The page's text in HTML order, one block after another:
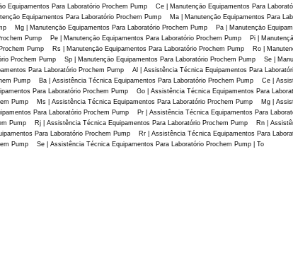
Para Laboratório Prochem Pump Ce | Manutençāo Equipamentos Para
Equipamentos Para Laboratório Prochem Pump Ma | Manutençāo Equipamentos Para
Mg | Manutençāo Equipamentos Para Laboratório Prochem Pump Pa | Manutençāo
Pump Pe | Manutençāo Equipamentos Para Laboratório Prochem Pump Pi |
Pump Rs | Manutençāo Equipamentos Para Laboratório Prochem Pump Ro |
Prochem Pump Sp | Manutençāo Equipamentos Para Laboratório Prochem Pump Se |
Para Laboratório Prochem Pump Al | Assistência Técnica Equipamentos Para
Pump Ba | Assistência Técnica Equipamentos Para Laboratório Prochem Pump Ce |
Para Laboratório Prochem Pump Go | Assistência Técnica Equipamentos Para
Pump Ms | Assistência Técnica Equipamentos Para Laboratório Prochem Pump Mg |
Para Laboratório Prochem Pump Pr | Assistência Técnica Equipamentos Para
Pump Rj | Assistência Técnica Equipamentos Para Laboratório Prochem Pump Rn |
Para Laboratório Prochem Pump Rr | Assistência Técnica Equipamentos Para
Pump Se | Assistência Técnica Equipamentos Para Laboratório Prochem Pump | To